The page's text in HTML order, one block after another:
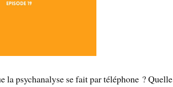
la psychanalyse se fait par téléphone ? Quelle